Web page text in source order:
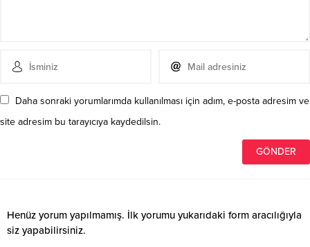
Daha sonraki yorumlarımda kullanılması için adım, e-posta adresim ve
site adresim bu tarayıcıya kaydedilsin.
Henüz yorum yapılmamış. İlk yorumu yukarıdaki form aracılığıyla
siz yapabilirsiniz.